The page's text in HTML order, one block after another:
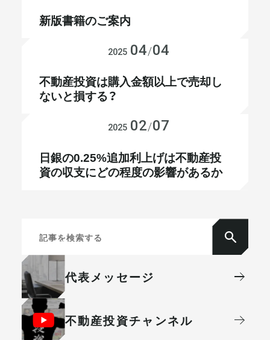
新版書籍のご案内
2025 04/04
不動産投資は購入金額以上で売却し
ないと損する？
2025 02/07
日銀の0.25%追加利上げは不動産投
資の収支にどの程度の影響があるか
代表メッセージ
不動産投資チャンネル